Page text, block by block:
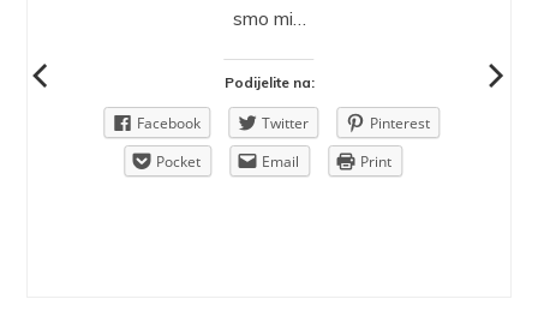
smo mi…
Podijelite na:
Facebook Twitter
Pinterest
Pocket
Email Print